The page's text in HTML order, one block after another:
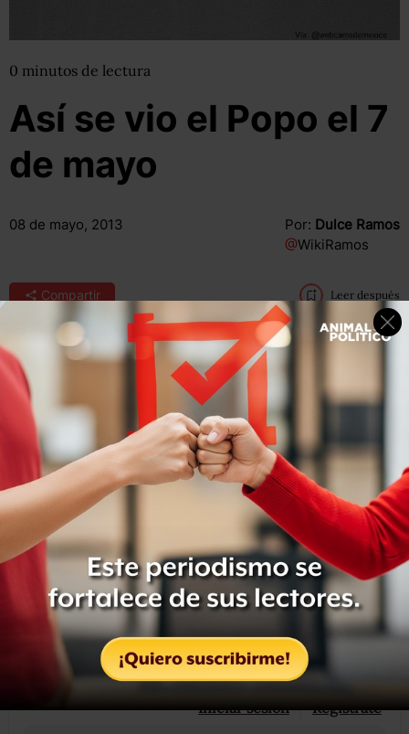
0 minutos de lectura
Así se vio el Popo el 7
de mayo
08 de mayo, 2013 Por: Dulce Ramos
@WikiRamos
Compartir Leer después
Compartir
Etiquetas:
MAYO POPO VIDEO
OCULTAR COMENTARIOS
Iniciar sesión Registrate